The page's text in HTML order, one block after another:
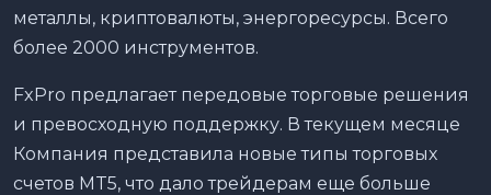
металлы, криптовалюты, энергоресурсы. Всего
более 2000 инструментов.
FxPro предлагает передовые торговые решения
и превосходную поддержку. В текущем месяце
Компания представила новые типы торговых
счетов MT5, что дало трейдерам еще больше